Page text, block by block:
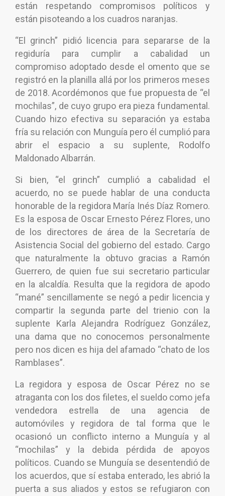
están respetando compromisos políticos y
están pisoteando a los cuadros naranjas.
“El grinch” pidió licencia para separarse de la
regiduría para cumplir a cabalidad un
compromiso adoptado desde el omento que se
registró en la planilla allá por los primeros meses
de 2018. Acordémonos que fue propuesta de “el
mochilas”, de cuyo grupo era pieza fundamental.
Cuando hizo efectiva su separación ya estaba
fría su relación con Munguía pero él cumplió para
abrir el espacio a su suplente, Rodolfo
Maldonado Albarrán.
Si bien, “el grinch” cumplió a cabalidad el
acuerdo, no se puede hablar de una conducta
honorable de la regidora María Inés Díaz Romero.
Es la esposa de Oscar Ernesto Pérez Flores, uno
de los directores de área de la Secretaría de
Asistencia Social del gobierno del estado. Cargo
que naturalmente la obtuvo gracias a Ramón
Guerrero, de quien fue sui secretario particular
en la alcaldía. Resulta que la regidora de apodo
“mané” sencillamente se negó a pedir licencia y
compartir la segunda parte del trienio con la
suplente Karla Alejandra Rodríguez González,
una dama que no conocemos personalmente
pero nos dicen es hija del afamado “chato de los
Ramblases”.
La regidora y esposa de Oscar Pérez no se
atraganta con los dos filetes, el sueldo como jefa
vendedora estrella de una agencia de
automóviles y regidora de tal forma que le
ocasionó un conflicto interno a Munguía y al
“mochilas” y la debida pérdida de apoyos
políticos. Cuando se Munguía se desentendió de
los acuerdos, que sí estaba enterado, les abrió la
puerta a sus aliados y estos se refugiaron con